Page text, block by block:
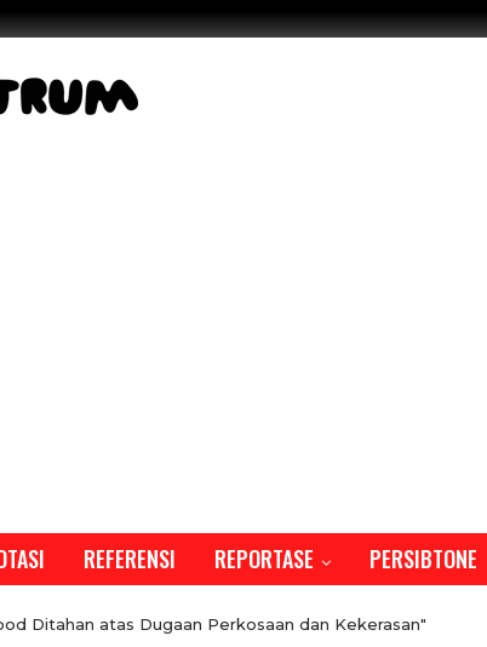
REFERENSI REPORTASE PERSIBTONE
Ditahan atas Dugaan Perkosaan dan Kekerasan"